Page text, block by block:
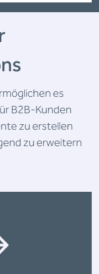
es
B2B-Kunden
zu erstellen
zu erweitern